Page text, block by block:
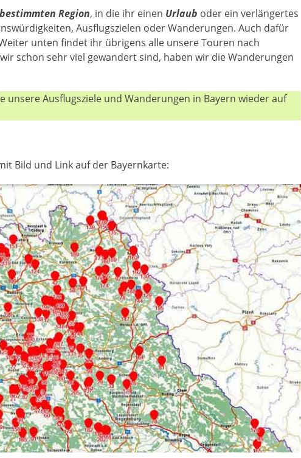
bestimmten Region, in die ihr einen Urlaub oder ein verlängertes
Ausflugszielen oder Wanderungen. Auch dafür
unten findet ihr übrigens alle unsere Touren nach
schon sehr viel gewandert sind, haben wir die Wanderungen
unsere Ausflugsziele und Wanderungen in Bayern wieder auf
Bild und Link auf der Bayernkarte: